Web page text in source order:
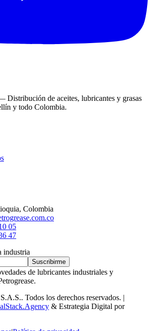
Distribución de aceites, lubricantes y grasas
y todo Colombia.
, Colombia
05
47
industria
Suscribirme
de lubricantes industriales y
. Todos los derechos reservados. |
& Estrategia Digital por